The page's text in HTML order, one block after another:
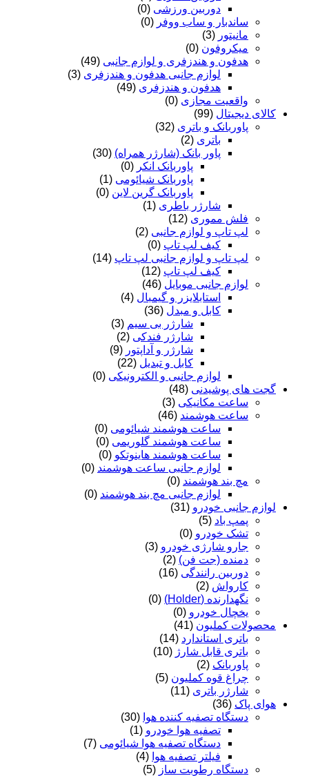
دوربین ورزشی (0)
ساندبار و ساب ووفر (0)
مانیتور (3)
میکروفون (0)
هدفون و هندزفری و لوازم جانبی (49)
لوازم جانبی هدفون و هندزفری (3)
هدفون و هندزفری (49)
واقعیت مجازی (0)
کالای دیجیتال (99)
پاوربانک و باتری (32)
باتری (2)
پاور بانک (شارژر همراه) (30)
پاوربانک انکر (0)
پاوربانک شیائومی (1)
پاوربانک گرین لاین (0)
شارژر باطری (1)
فلش مموری (12)
لپ تاپ و لوازم جانبی (2)
کیف لپ تاپ (0)
لپ تاپ و لوازم جانبی لپ تاپ (14)
کیف لپ تاپ (12)
لوازم جانبی موبایل (46)
استابلایزر و گیمبال (4)
کابل و مبدل (36)
شارژر بی سیم (3)
شارژر فندکی (2)
شارژر و آداپتور (9)
کابل و تبدیل (22)
لوازم جانبی و الکترونیکی (0)
گجت های پوشیدنی (48)
ساعت مکانیکی (3)
ساعت هوشمند (46)
ساعت هوشمند شیائومی (0)
ساعت هوشمند گلوریمی (0)
ساعت هوشمند هاینوتکو (0)
لوازم جانبی ساعت هوشمند (0)
مچ بند هوشمند (0)
لوازم جانبی مچ بند هوشمند (0)
لوازم جانبی خودرو (31)
پمپ باد (5)
تشک خودرو (0)
جارو شارژی خودرو (3)
دمنده (جت فن) (2)
دوربین رانندگی (16)
کارواش (2)
نگهدارنده (Holder)
(0)
یخچال خودرو (0)
محصولات کملیون (41)
باتری استاندارد (14)
باتری قابل شارژ (10)
پاوربانک (2)
چراغ قوه کملیون (5)
شارژر باتری (11)
هوای پاک (36)
دستگاه تصفیه کننده هوا (30)
تصفیه هوا خودرو (1)
دستگاه تصفیه هوا شیائومی (7)
فیلتر تصفیه هوا (4)
دستگاه رطوبت ساز (5)